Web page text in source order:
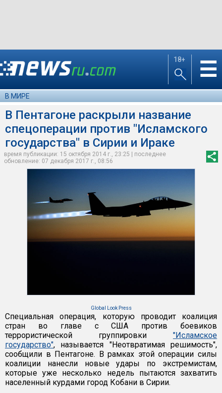
18+ ☰
В МИРЕ
В Пентагоне раскрыли название
спецоперации против "Исламского
государства" в Сирии и Ираке
время публикации: 15 октября 2014 г., 23:25 | последнее
обновление: 07 декабря 2017 г., 08:56
Global Look Press
Специальная операция, которую проводит коалиция
стран во главе c США против боевиков
террористической группировки "Исламское
государство", называется "Неотвратимая решимость",
сообщили в Пентагоне. В рамках этой операции силы
коалиции нанесли новые удары по экстремистам,
которые уже несколько недель пытаются захватить
населенный курдами город Кобани в Сирии.